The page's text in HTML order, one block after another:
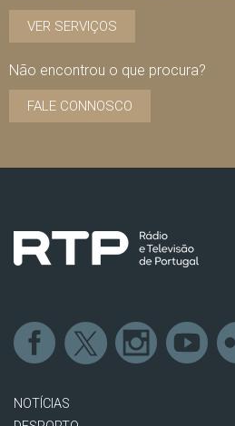
VER SERVIÇOS
Não encontrou o que procura?
FALE CONNOSCO
NOTÍCIAS